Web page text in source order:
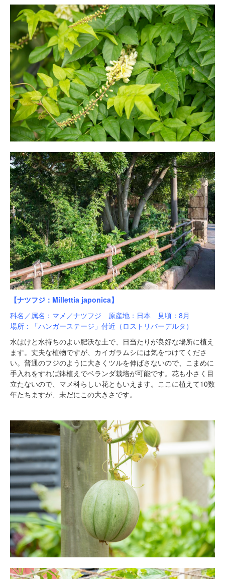
【ナツフジ：Millettia japonica】
科名／属名：マメ／ナツフジ 原産地：日本 見頃：8月
場所：「ハンガーステージ」付近（ロストリバーデルタ）
水はけと水持ちのよい肥沃な土で、日当たりが良好な場所に植え
ます。丈夫な植物ですが、カイガラムシには気をつけてくださ
い。普通のフジのように大きくツルを伸ばさないので、こまめに
手入れをすれば鉢植えでベランダ栽培が可能です。花も小さく目
立たないので、マメ科らしい花ともいえます。ここに植えて10数
年たちますが、未だにこの大きさです。